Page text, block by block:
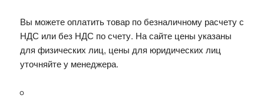
Вы можете оплатить товар по безналичному расчету с
НДС или без НДС по счету. На сайте цены указаны
для физических лиц, цены для юридических лиц
уточняйте у менеджера.